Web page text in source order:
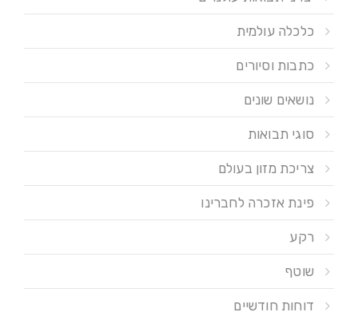
כלכלה עולמית
כתבות וסיורים
נושאים שונים
סוגי תבואות
צריכת מזון בעולם
פינת אזכרה לחברינו
רקע
שוטף
דוחות חודשיים